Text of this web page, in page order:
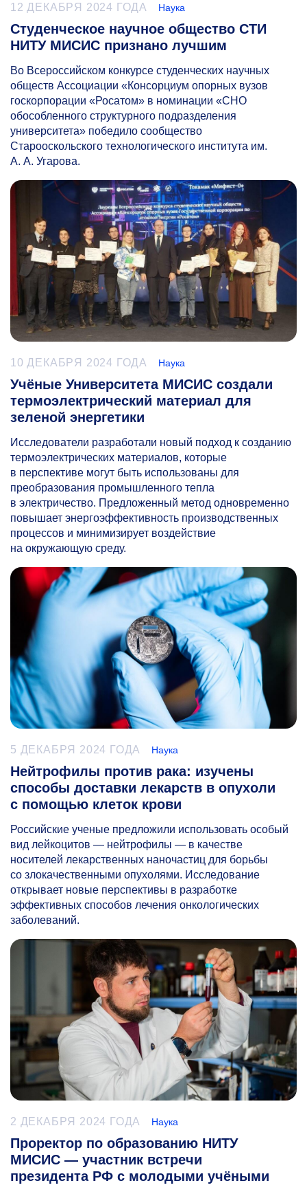
12 ДЕКАБРЯ 2024 ГОДА Наука
Студенческое научное общество СТИ
НИТУ МИСИС признано лучшим
Во Всероссийском конкурсе студенческих научных
обществ Ассоциации «Консорциум опорных вузов
госкорпорации «Росатом» в номинации «СНО
обособленного структурного подразделения
университета» победило сообщество
Старооскольского технологического института им.
А. А. Угарова.
10 ДЕКАБРЯ 2024 ГОДА Наука
Учёные Университета МИСИС создали
термоэлектрический материал для
зеленой энергетики
Исследователи разработали новый подход к созданию
термоэлектрических материалов, которые
в перспективе могут быть использованы для
преобразования промышленного тепла
в электричество. Предложенный метод одновременно
повышает энергоэффективность производственных
процессов и минимизирует воздействие
на окружающую среду.
5 ДЕКАБРЯ 2024 ГОДА Наука
Нейтрофилы против рака: изучены
способы доставки лекарств в опухоли
с помощью клеток крови
Российские ученые предложили использовать особый
вид лейкоцитов — нейтрофилы — в качестве
носителей лекарственных наночастиц для борьбы
со злокачественными опухолями. Исследование
открывает новые перспективы в разработке
эффективных способов лечения онкологических
заболеваний.
2 ДЕКАБРЯ 2024 ГОДА Наука
Проректор по образованию НИТУ
МИСИС — участник встречи
президента РФ с молодыми учёными